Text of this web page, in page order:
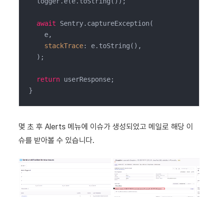
await Sentry.captureException(
stackTrace: e.toString(),
return userResponse;
}
몇 초 후 Alerts 메뉴에 이슈가 생성되었고 메일로 해당 이
슈를 받아볼 수 있습니다.